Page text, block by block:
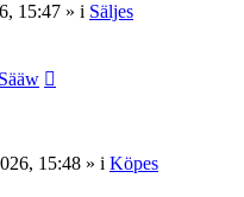
15:47 » i Säljes
15:48 » i Köpes